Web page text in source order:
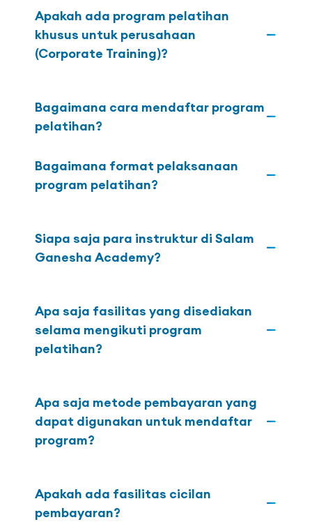
Apakah ada program pelatihan
khusus untuk perusahaan
(Corporate Training)?
Bagaimana cara mendaftar program
pelatihan?
Bagaimana format pelaksanaan
program pelatihan?
Siapa saja para instruktur di Salam
Ganesha Academy?
Apa saja fasilitas yang disediakan
selama mengikuti program
pelatihan?
Apa saja metode pembayaran yang
dapat digunakan untuk mendaftar
program?
Apakah ada fasilitas cicilan
pembayaran?